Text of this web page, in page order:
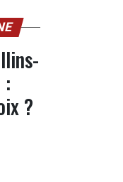
:
?